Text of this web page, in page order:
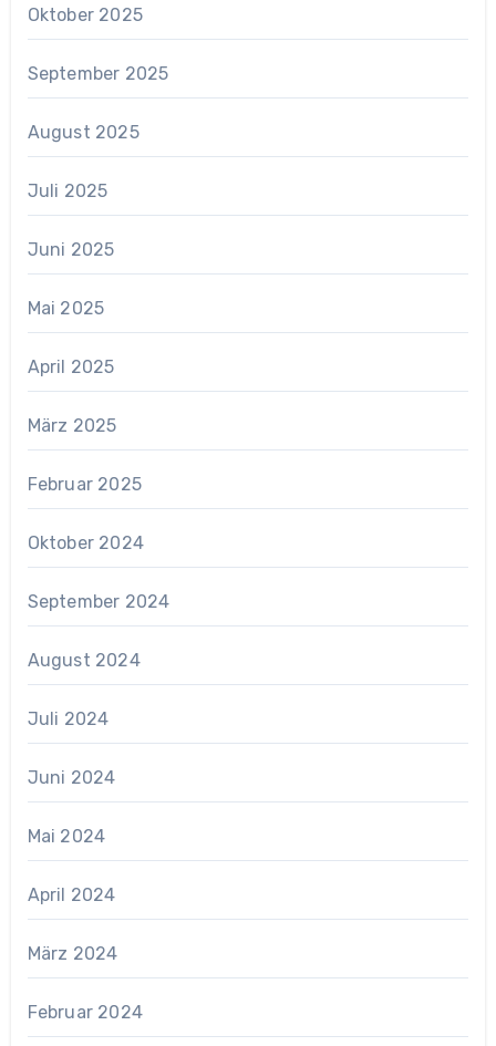
Oktober 2025
September 2025
August 2025
Juli 2025
Juni 2025
Mai 2025
April 2025
März 2025
Februar 2025
Oktober 2024
September 2024
August 2024
Juli 2024
Juni 2024
Mai 2024
April 2024
März 2024
Februar 2024